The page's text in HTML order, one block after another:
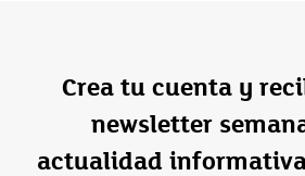
Crea tu cuenta y
newsletter
actualidad